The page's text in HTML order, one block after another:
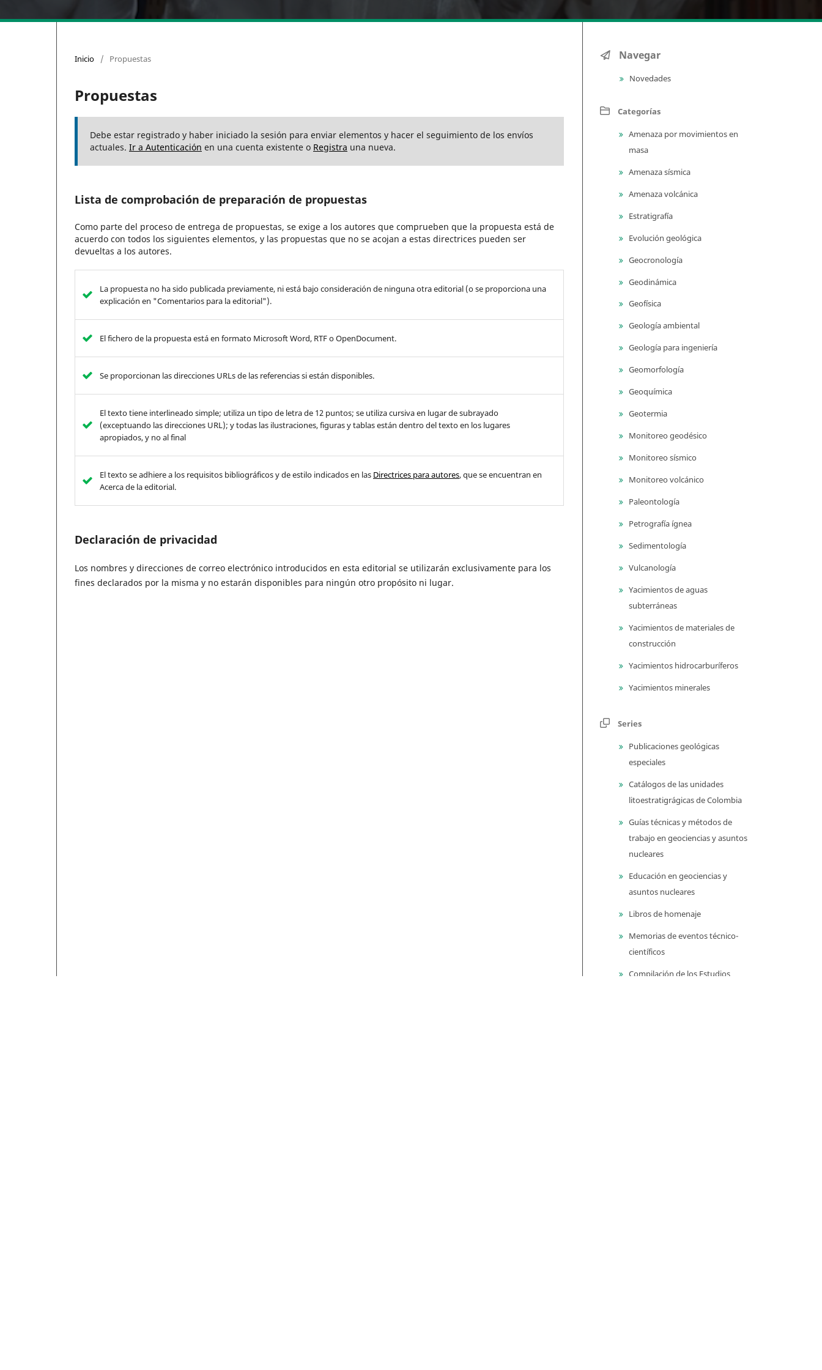
Inicio / Propuestas
Propuestas
Debe estar registrado y haber iniciado la sesión para enviar elementos y hacer el seguimiento de los envíos
actuales. Ir a Autenticación en una cuenta existente o Registra una nueva.
Lista de comprobación de preparación de propuestas
Como parte del proceso de entrega de propuestas, se exige a los autores que comprueben que la propuesta está de
acuerdo con todos los siguientes elementos, y las propuestas que no se acojan a estas directrices pueden ser
devueltas a los autores.
La propuesta no ha sido publicada previamente, ni está bajo consideración de ninguna otra editorial (o se proporciona una
explicación en "Comentarios para la editorial").
El fichero de la propuesta está en formato Microsoft Word, RTF o OpenDocument.
Se proporcionan las direcciones URLs de las referencias si están disponibles.
El texto tiene interlineado simple; utiliza un tipo de letra de 12 puntos; se utiliza cursiva en lugar de subrayado
(exceptuando las direcciones URL); y todas las ilustraciones, figuras y tablas están dentro del texto en los lugares
apropiados, y no al final
El texto se adhiere a los requisitos bibliográficos y de estilo indicados en las Directrices para autores, que se encuentran en
Acerca de la editorial.
Declaración de privacidad
Los nombres y direcciones de correo electrónico introducidos en esta editorial se ​​utilizarán exclusivamente para los
fines declarados por la misma y no estarán disponibles para ningún otro propósito ni lugar.
Navegar
Novedades
Categorías
Amenaza por movimientos en
masa
Amenaza sísmica
Amenaza volcánica
Estratigrafía
Evolución geológica
Geocronología
Geodinámica
Geofísica
Geología ambiental
Geología para ingeniería
Geomorfología
Geoquímica
Geotermia
Monitoreo geodésico
Monitoreo sísmico
Monitoreo volcánico
Paleontología
Petrografía ígnea
Sedimentología
Vulcanología
Yacimientos de aguas
subterráneas
Yacimientos de materiales de
construcción
Yacimientos hidrocarburíferos
Yacimientos minerales
Series
Publicaciones geológicas
especiales
Catálogos de las unidades
litoestratigrágicas de Colombia
Guías técnicas y métodos de
trabajo en geociencias y asuntos
nucleares
Educación en geociencias y
asuntos nucleares
Libros de homenaje
Memorias de eventos técnico-
científicos
Compilación de los Estudios